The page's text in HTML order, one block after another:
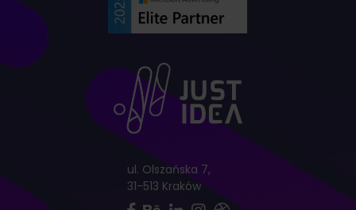
ul. Olszańska 7,
31-513 Kraków